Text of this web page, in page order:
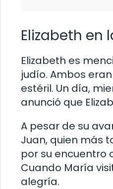
Elizabeth en
Elizabeth es
judío. Ambos
estéril. Un día,
anunció que
A pesar de su
Juan, quien más
por su encuentro
Cuando María
alegría.